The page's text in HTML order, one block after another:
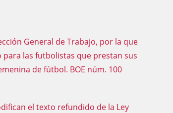
General de Trabajo, por la que
para las futbolistas que prestan sus
de fútbol. BOE núm. 100
el texto refundido de la Ley